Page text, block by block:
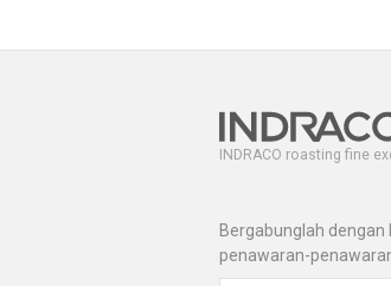
INDRACO roasting fine
Bergabunglah
penawaran-